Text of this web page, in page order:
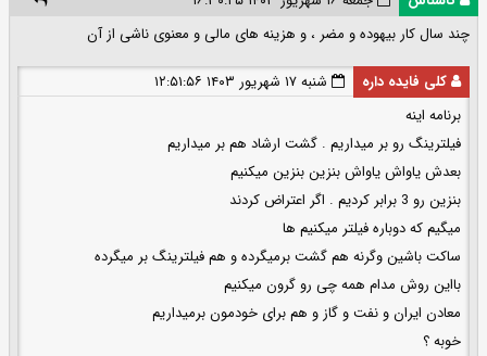
چند سال کار بیهوده و مضر ، و هزینه های مالی و معنوی ناشی از آن
کلی فایده داره
شنبه ۱۷ شهریور ۱۴۰۳ ۱۲:۵۱:۵۶
برنامه اینه
فیلترینگ رو بر میداریم . گشت ارشاد هم بر میداریم
بعدش یاواش یاواش بنزین بنزین میکنیم
بنزین رو 3 برابر کردیم . اگر اعتراض کردند
میگیم که دوباره فیلتر میکنیم ها
ساکت باشین وگرنه هم گشت برمیگرده و هم فیلترینگ بر میگرده
بااین روش مدام همه چی رو گرون میکنیم
معادن ایران و نفت و گاز و هم برای خودمون برمیداریم
خوبه ؟